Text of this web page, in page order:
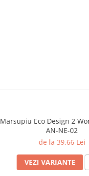
Marsupiu Eco Design 2
AN-NE-02
de la 39,66 Lei
VEZI VARIANTE